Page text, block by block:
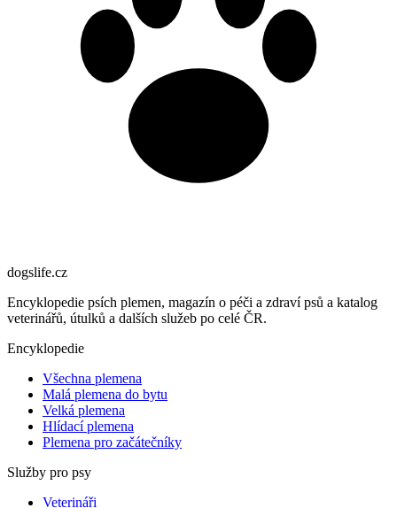
dogslife.cz
Encyklopedie psích plemen, magazín o péči a zdraví psů a katalog
veterinářů, útulků a dalších služeb po celé ČR.
Encyklopedie
Všechna plemena
Malá plemena do bytu
Velká plemena
Hlídací plemena
Plemena pro začátečníky
Služby pro psy
Veterináři